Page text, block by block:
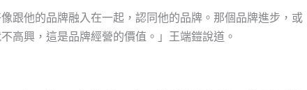
跟他的品牌融入在一起，認同他的品牌。那個品牌進步，或
高興，這是品牌經營的價值。」王端鎧說道。